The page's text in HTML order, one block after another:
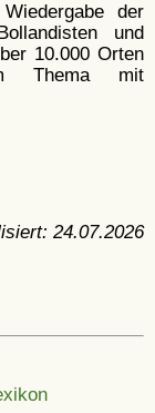
der
und
10.000 Orten
Thema mit
24.07.2026